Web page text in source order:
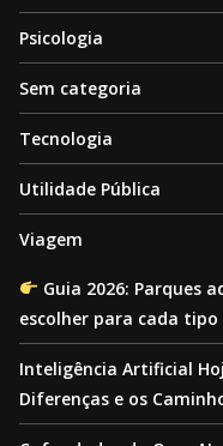
Psicologia
Sem categoria
Tecnologia
Utilidade Pública
Viagem
Guia 2026: Parques
escolher para cada tipo
Inteligência Artificial
Diferenças e os